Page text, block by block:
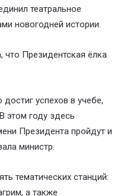
театральное
новогодней истории.
Президентская ёлка
успехов в учебе,
этом году здесь
Президента пройдут и
министр.
тематических станций:
а также